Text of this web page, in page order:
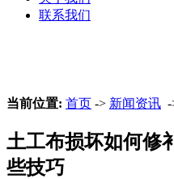
联系我们
当前位置: 首页 -> 新闻资讯 -
土工布损坏如何修
些技巧